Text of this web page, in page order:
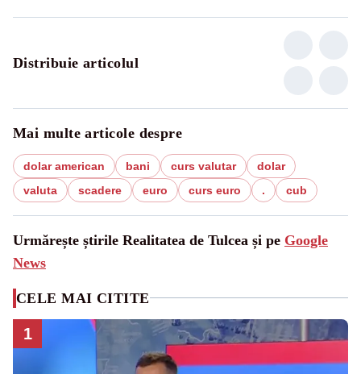
Distribuie articolul
Mai multe articole despre
dolar american bani curs valutar
dolar
valuta
scadere euro curs euro . cub
Urmărește știrile Realitatea de Tulcea și pe Google
News
CELE MAI CITITE
1